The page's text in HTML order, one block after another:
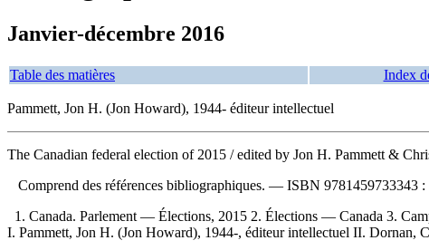
Janvier-décembre 2016
Table des matières Index
Pammett, Jon H. (Jon Howard), 1944- éditeur intellectuel
The Canadian federal election of 2015 / edited by Jon H. Pammett &
Comprend des références bibliographiques. — ISBN 9781459733343 :
1. Canada. Parlement — Élections, 2015 2. Élections — Canada 3.
I. Pammett, Jon H. (Jon Howard), 1944-, éditeur intellectuel II. Dornan,